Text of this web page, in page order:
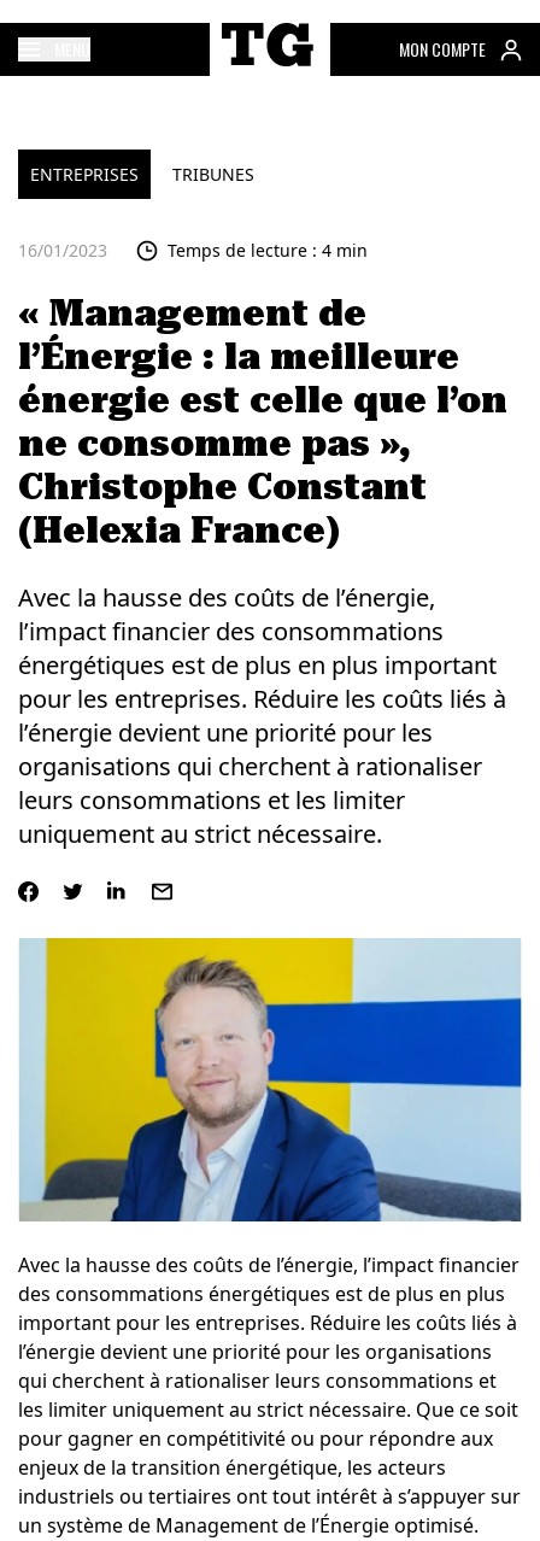
MON COMPTE
ENTREPRISES TRIBUNES
16/01/2023 Temps de lecture : 4 min
« Management de
l’Énergie : la meilleure
énergie est celle que l’on
ne consomme pas »,
Christophe Constant
(Helexia France)
Avec la hausse des coûts de l’énergie,
l’impact financier des consommations
énergétiques est de plus en plus important
pour les entreprises. Réduire les coûts liés à
l’énergie devient une priorité pour les
organisations qui cherchent à rationaliser
leurs consommations et les limiter
uniquement au strict nécessaire.
Avec la hausse des coûts de l’énergie, l’impact financier
des consommations énergétiques est de plus en plus
important pour les entreprises. Réduire les coûts liés à
l’énergie devient une priorité pour les organisations
qui cherchent à rationaliser leurs consommations et
les limiter uniquement au strict nécessaire. Que ce soit
pour gagner en compétitivité ou pour répondre aux
enjeux de la transition énergétique, les acteurs
industriels ou tertiaires ont tout intérêt à s’appuyer sur
un système de Management de l’Énergie optimisé.